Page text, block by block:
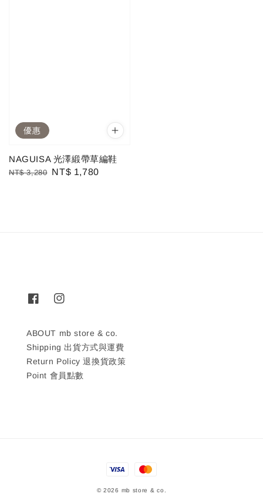
優惠
NAGUISA 光澤緞帶草編鞋
Regular
NT$ 3,280 Sale
NT$ 1,780
ABOUT mb store & co.
Shipping 出貨方式與運費
Return Policy 退換貨政策
Point 會員點數
© 2026 mb store & co.